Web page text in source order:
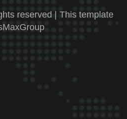
reserved | This template